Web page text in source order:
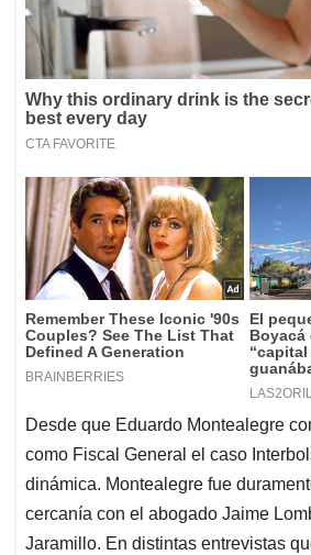
Desde que Eduardo Montealegre
como Fiscal General el caso
dinámica. Montealegre fue
cercanía con el abogado Jaime
Jaramillo. En distintas entrevistas